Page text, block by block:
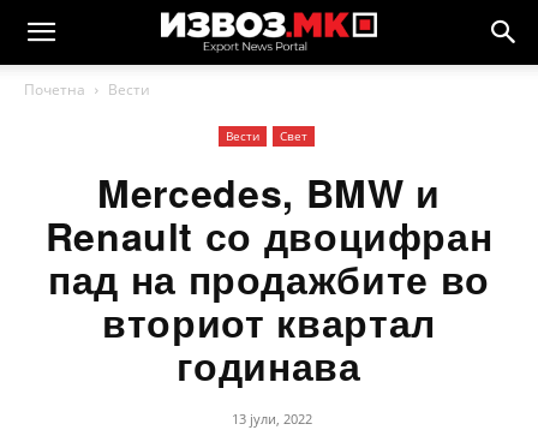
Почетна Вести
Вести Свет
Mercedes, BMW и
Renault со двоцифран
пад на продажбите во
вториот квартал
годинава
13 јули, 2022